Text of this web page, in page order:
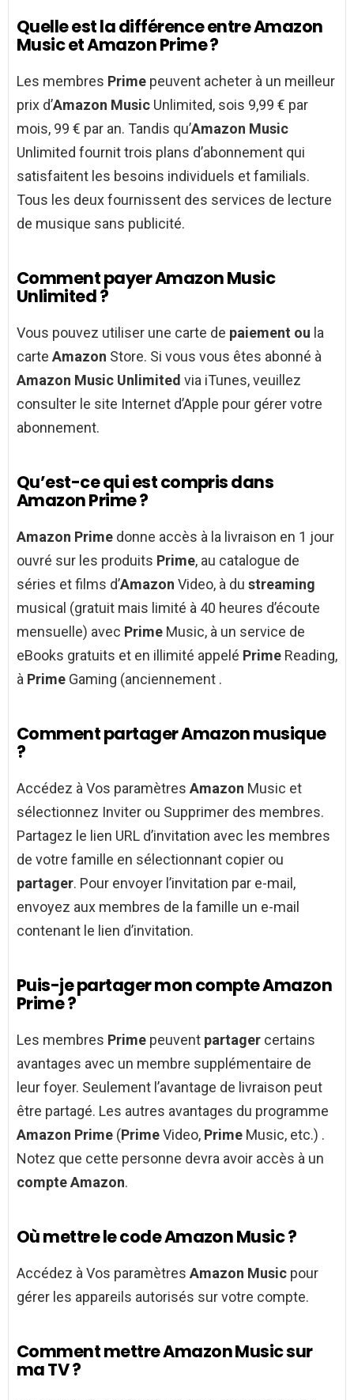
Quelle est la différence entre Amazon
Music et Amazon Prime ?
Les membres Prime peuvent acheter à un meilleur
prix d’Amazon Music Unlimited, sois 9,99 € par
mois, 99 € par an. Tandis qu’Amazon Music
Unlimited fournit trois plans d’abonnement qui
satisfaitent les besoins individuels et familials.
Tous les deux fournissent des services de lecture
de musique sans publicité.
Comment payer Amazon Music
Unlimited ?
Vous pouvez utiliser une carte de paiement ou la
carte Amazon Store. Si vous vous êtes abonné à
Amazon Music Unlimited via iTunes, veuillez
consulter le site Internet d’Apple pour gérer votre
abonnement.
Qu’est-ce qui est compris dans
Amazon Prime ?
Amazon Prime donne accès à la livraison en 1 jour
ouvré sur les produits Prime, au catalogue de
séries et films d’Amazon Video, à du streaming
musical (gratuit mais limité à 40 heures d’écoute
mensuelle) avec Prime Music, à un service de
eBooks gratuits et en illimité appelé Prime Reading,
à Prime Gaming (anciennement .
Comment partager Amazon musique
?
Accédez à Vos paramètres Amazon Music et
sélectionnez Inviter ou Supprimer des membres.
Partagez le lien URL d’invitation avec les membres
de votre famille en sélectionnant copier ou
partager. Pour envoyer l’invitation par e-mail,
envoyez aux membres de la famille un e-mail
contenant le lien d’invitation.
Puis-je partager mon compte Amazon
Prime ?
Les membres Prime peuvent partager certains
avantages avec un membre supplémentaire de
leur foyer. Seulement l’avantage de livraison peut
être partagé. Les autres avantages du programme
Amazon Prime (PrimeVideo, Prime Music, etc.) .
Notez que cette personne devra avoir accès à un
compte Amazon.
Où mettre le code Amazon Music ?
Accédez à Vos paramètres Amazon Music pour
gérer les appareils autorisés sur votre compte.
Comment mettre Amazon Music sur
ma TV ?